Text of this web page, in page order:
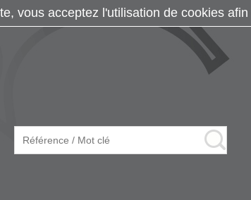
vous acceptez l'utilisation de cookies